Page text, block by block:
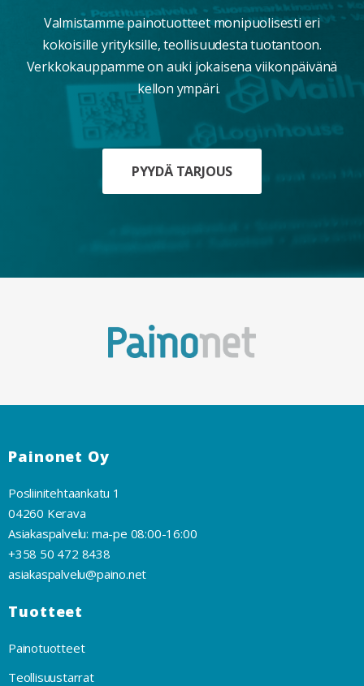
Valmistamme painotuotteet monipuolisesti eri
kokoisille yrityksille, teollisuudesta tuotantoon.
Verkkokauppamme on auki jokaisena viikonpäivänä
kellon ympäri.
PYYDÄ TARJOUS
Painonet Oy
Posliinitehtaankatu 1
04260 Kerava
Asiakaspalvelu: ma-pe 08:00-16:00
+358 50 472 8438
asiakaspalvelu@paino.net
Tuotteet
Painotuotteet
Teollisuustarrat